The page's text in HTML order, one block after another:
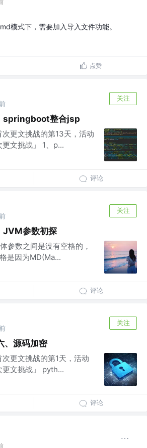
模式下，需要加入导入文件功能。
点赞
关注
springboot整合jsp
次更文挑战的第13天，活动
文挑战」 1、p...
评论
关注
JVM参数初探
参数之间是没有空格的，
是因为MD(Ma...
评论
关注
、源码加密
次更文挑战的第1天，活动
文挑战」 pyth...
评论